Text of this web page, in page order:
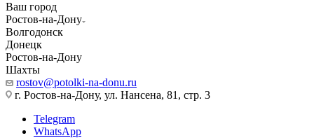
Ваш город
Ростов-на-Дону
Волгодонск
Донецк
Ростов-на-Дону
Шахты
rostov@potolki-na-donu.ru
г. Ростов-на-Дону, ул. Нансена, 81, стр. 3
Telegram
WhatsApp